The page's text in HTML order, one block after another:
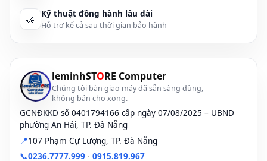
Các lựa chọn pin Lenovo / IBM tại
Quy trình thay pin chuyên nghiệp
Bảng giá thay pin / sửa cell pin Lenovo
Lưu ý khi thay pin Lenovo
Chọn pin phù hợp theo nhu cầu
Cách dùng pin Lenovo bền lâu
🤝 Kỹ thuật đồng hành lâu dài
Hỗ trợ kể cả sau thời gian bảo hành
leminhSTORE Computer
Chúng tôi bàn giao máy đã sẵn sàng dùng,
không bán cho xong.
GCNĐKKD số 0401794166 cấp ngày 07/08/2025 – UBND
phường An Hải, TP. Đà Nẵng
📍107 Phạm Cự Lượng, TP. Đà Nẵng
📞0236.7777.999 · 0915.819.967